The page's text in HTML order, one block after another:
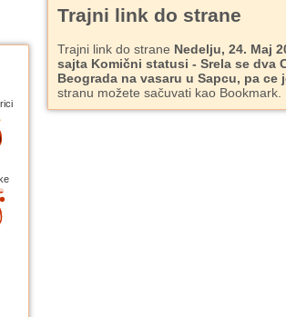
Trajni link do strane
Trajni link do strane Nedelju, 24. Maj
sajta Komični statusi - Srela se dva
Beograda na vasaru u Sapcu, pa ce
stranu možete sačuvati kao Bookmark.